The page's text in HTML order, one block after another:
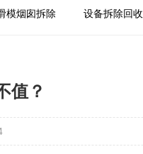
模烟囱拆除 设备拆除回收
值？